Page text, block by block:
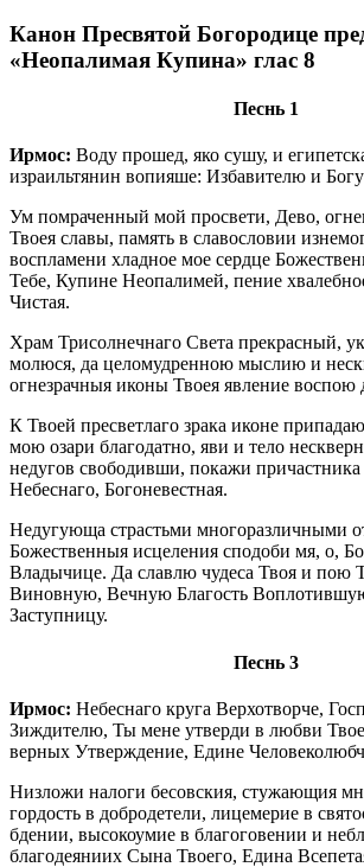
Канон Пресвятой Богородице
«Неопалимая Купина» глас 8
Песнь 1
Ирмос: Воду прошед, яко сушу, и
израильтянин вопияше: Избавителю и
Ум помраченный мой просвети, Дево,
Твоея славы, память в славословии
воспламени хладное мое сердце
Тебе, Купине Неопалимей, пение
Чистая.
Храм Трисолнечнаго Света прекрасный,
молюся, да целомудренною мыслию и
огнезрачныя иконы Твоея явление воспою
К Твоей пресветлаго зрака иконе
мою озари благодатно, яви и тело
недугов свободивши, покажи причастника
Небеснаго, Богоневестная.
Недугующа страстьми многоразличными
Божественныя исцеления сподоби мя, о,
Владычице. Да славлю чудеса Твоя и пою
Виновную, Вечную Благость
Заступницу.
Песнь 3
Ирмос: Небеснаго круга Верхотворче,
Зиждителю, Ты мене утверди в любви
верных Утверждение, Едине
Низложи налоги бесовския, стужающия
гордость в добродетели, лицемерие в
бдении, высокоумие в благоговении и
благодеяниих Сына Твоего, Едина